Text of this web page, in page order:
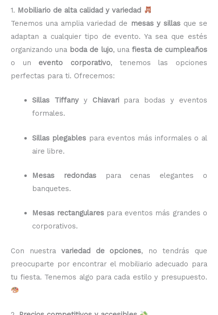
1. Mobiliario de alta calidad y variedad
Tenemos una amplia variedad de mesas y sillasque se
adaptan a cualquier tipo de evento. Ya sea que estés
organizando una boda de lujo, una fiesta de cumpleaños
o un evento corporativo, tenemos las opciones
perfectas para ti. Ofrecemos:
Sillas Tiffanyy Chiavaripara bodas y eventos
formales.
Sillas plegables para eventos más informales o al
aire libre.
Mesas redondaspara cenas elegantes o
banquetes.
Mesas rectangulares para eventos más grandes o
corporativos.
Con nuestra variedad de opciones, no tendrás que
preocuparte por encontrar el mobiliario adecuado para
tu fiesta. Tenemos algo para cada estilo y presupuesto.